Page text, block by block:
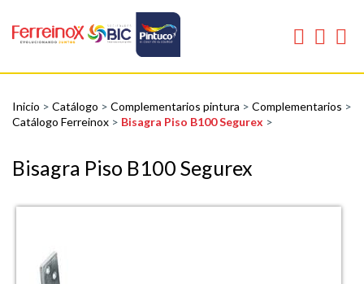
Inicio > Catálogo > Complementarios pintura > Complementarios >
Catálogo Ferreinox > Bisagra Piso B100 Segurex >
Bisagra Piso B100 Segurex